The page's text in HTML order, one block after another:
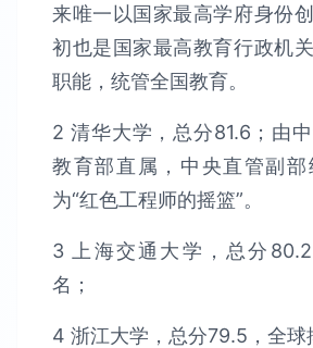
来唯一以国家最高学府身份
初也是国家最高教育行政机
职能，统管全国教育。
2 清华大学，总分81.6；由
教育部直属，中央直管副
为“红色工程师的摇篮”。
3 上海交通大学，总分
名；
4 浙江大学，总分79.5，全球